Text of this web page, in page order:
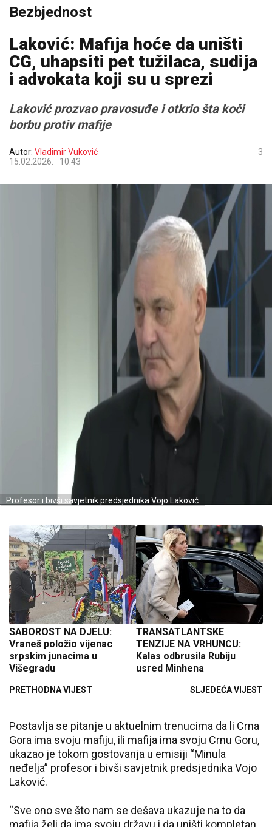
Bezbjednost
Laković: Mafija hoće da uništi
CG, uhapsiti pet tužilaca, sudija
i advokata koji su u sprezi
Laković prozvao pravosuđe i otkrio šta koči
borbu protiv mafije
Autor: Vladimir Vuković
15.02.2026.
10:43
3
Profesor i bivši savjetnik predsjednika Vojo Laković
SABOROST NA DJELU:
Vraneš položio vijenac
srpskim junacima u
Višegradu
PRETHODNA VIJEST
TRANSATLANTSKE
TENZIJE NA VRHUNCU:
Kalas odbrusila Rubiju
usred Minhena
SLJEDEĆA VIJEST
Postavlja se pitanje u aktuelnim trenucima da li Crna
Gora ima svoju mafiju, ili mafija ima svoju Crnu Goru,
ukazao je tokom gostovanja u emisiji “Minula
neđelja” profesor i bivši savjetnik predsjednika Vojo
Laković.
“Sve ono sve što nam se dešava ukazuje na to da
mafija želi da ima svoju državu i da uništi kompletan